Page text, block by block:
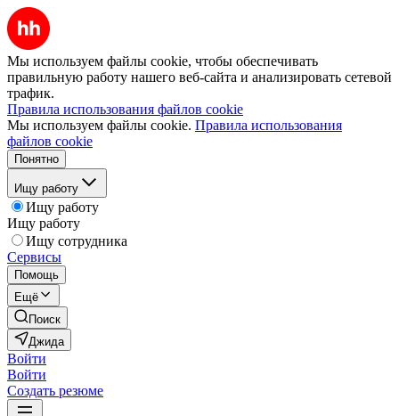
Мы используем файлы cookie, чтобы обеспечивать
правильную работу нашего веб-сайта и анализировать сетевой
трафик.
Правила использования файлов cookie
Мы используем файлы cookie. Правила использования
файлов cookie
Понятно
Ищу работу
Ищу работу
Ищу работу
Ищу сотрудника
Сервисы
Помощь
Ещё
Поиск
Джида
Войти
Войти
Создать резюме